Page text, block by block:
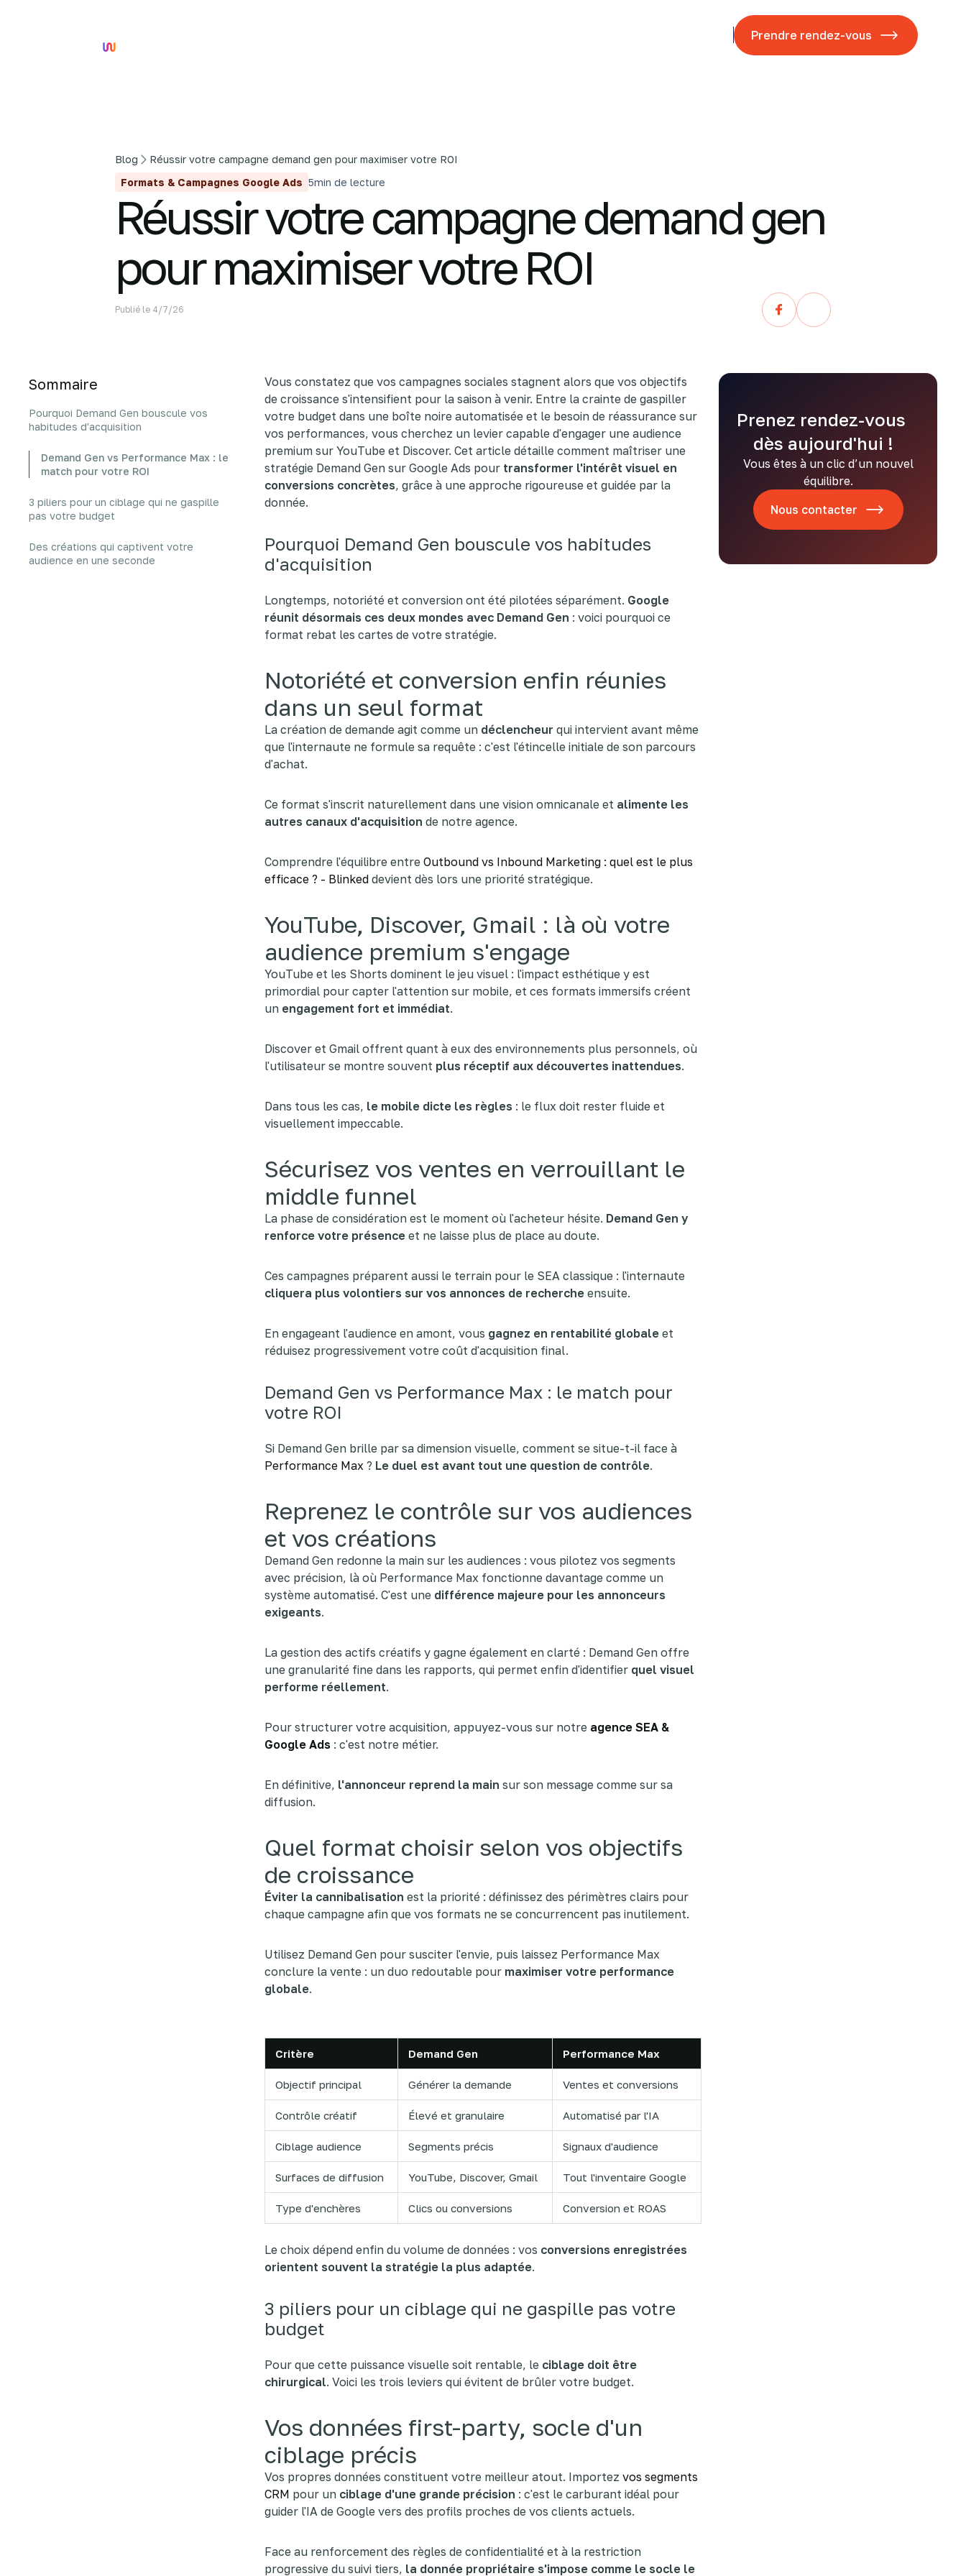
Prendre rendez-vous
Blog
Réussir votre campagne demand gen pour maximiser votre ROI
Formats & Campagnes Google Ads 5min de lecture
Réussir votre campagne demand gen
pour maximiser votre ROI
Publié le 4/7/26
Sommaire
Pourquoi Demand Gen bouscule vos
habitudes d'acquisition
Demand Gen vs Performance Max : le
match pour votre ROI
3 piliers pour un ciblage qui ne gaspille
pas votre budget
Des créations qui captivent votre
audience en une seconde
Vous constatez que vos campagnes sociales stagnent alors que vos objectifs
de croissance s'intensifient pour la saison à venir. Entre la crainte de gaspiller
votre budget dans une boîte noire automatisée et le besoin de réassurance sur
vos performances, vous cherchez un levier capable d'engager une audience
premium sur YouTube et Discover. Cet article détaille comment maîtriser une
stratégie Demand Gen sur Google Ads pour transformer l'intérêt visuel en
conversions concrètes, grâce à une approche rigoureuse et guidée par la
donnée.
Pourquoi Demand Gen bouscule vos habitudes
d'acquisition
Longtemps, notoriété et conversion ont été pilotées séparément. Google
réunit désormais ces deux mondes avec Demand Gen : voici pourquoi ce
format rebat les cartes de votre stratégie.
Notoriété et conversion enfin réunies
dans un seul format
La création de demande agit comme un déclencheur qui intervient avant même
que l'internaute ne formule sa requête : c'est l'étincelle initiale de son parcours
d'achat.
Ce format s'inscrit naturellement dans une vision omnicanale et alimente les
autres canaux d'acquisition de notre agence.
Comprendre l'équilibre entre Outbound vs Inbound Marketing : quel est le plus
efficace ? - Blinked devient dès lors une priorité stratégique.
YouTube, Discover, Gmail : là où votre
audience premium s'engage
YouTube et les Shorts dominent le jeu visuel : l'impact esthétique y est
primordial pour capter l'attention sur mobile, et ces formats immersifs créent
un engagement fort et immédiat.
Discover et Gmail offrent quant à eux des environnements plus personnels, où
l'utilisateur se montre souvent plus réceptif aux découvertes inattendues.
Dans tous les cas, le mobile dicte les règles : le flux doit rester fluide et
visuellement impeccable.
Sécurisez vos ventes en verrouillant le
middle funnel
La phase de considération est le moment où l'acheteur hésite. Demand Gen y
renforce votre présence et ne laisse plus de place au doute.
Ces campagnes préparent aussi le terrain pour le SEA classique : l'internaute
cliquera plus volontiers sur vos annonces de recherche ensuite.
En engageant l'audience en amont, vous gagnez en rentabilité globale et
réduisez progressivement votre coût d'acquisition final.
Demand Gen vs Performance Max : le match pour
votre ROI
Si Demand Gen brille par sa dimension visuelle, comment se situe-t-il face à
Performance Max ? Le duel est avant tout une question de contrôle.
Reprenez le contrôle sur vos audiences
et vos créations
Demand Gen redonne la main sur les audiences : vous pilotez vos segments
avec précision, là où Performance Max fonctionne davantage comme un
système automatisé. C'est une différence majeure pour les annonceurs
exigeants.
La gestion des actifs créatifs y gagne également en clarté : Demand Gen offre
une granularité fine dans les rapports, qui permet enfin d'identifier quel visuel
performe réellement.
Pour structurer votre acquisition, appuyez-vous sur notre agence SEA &
Google Ads : c'est notre métier.
En définitive, l'annonceur reprend la main sur son message comme sur sa
diffusion.
Quel format choisir selon vos objectifs
de croissance
Éviter la cannibalisation est la priorité : définissez des périmètres clairs pour
chaque campagne afin que vos formats ne se concurrencent pas inutilement.
Utilisez Demand Gen pour susciter l'envie, puis laissez Performance Max
conclure la vente : un duo redoutable pour maximiser votre performance
globale.
Critère Demand Gen Performance Max
Objectif principal Générer la demande Ventes et conversions
Contrôle créatif Élevé et granulaire Automatisé par l'IA
Ciblage audience Segments précis Signaux d'audience
Surfaces de diffusion YouTube, Discover, Gmail Tout l'inventaire Google
Type d'enchères Clics ou conversions Conversion et ROAS
Le choix dépend enfin du volume de données : vos conversions enregistrées
orientent souvent la stratégie la plus adaptée.
3 piliers pour un ciblage qui ne gaspille pas votre
budget
Pour que cette puissance visuelle soit rentable, le ciblage doit être
chirurgical. Voici les trois leviers qui évitent de brûler votre budget.
Vos données first-party, socle d'un
ciblage précis
Vos propres données constituent votre meilleur atout. Importez vos segments
CRM pour un ciblage d'une grande précision : c'est le carburant idéal pour
guider l'IA de Google vers des profils proches de vos clients actuels.
Face au renforcement des règles de confidentialité et à la restriction
progressive du suivi tiers, la donnée propriétaire s'impose comme le socle le
Prenez rendez-vous
dès aujourd'hui !
Vous êtes à un clic d’un nouvel
équilibre.
Nous contacter